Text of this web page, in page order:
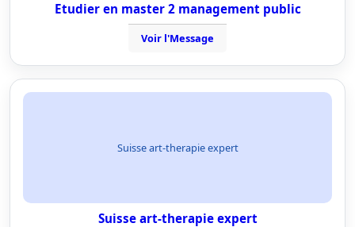
Etudier en master 2 management public
Voir l'Message
Suisse art-therapie expert
Suisse art-therapie expert